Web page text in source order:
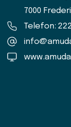
7000
Telefon: